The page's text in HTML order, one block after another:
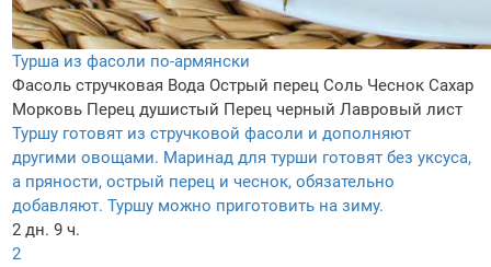
Турша из фасоли по-армянски
Фасоль стручковая Вода Острый перец Соль Чеснок Сахар
Морковь Перец душистый Перец черный Лавровый лист
Туршу готовят из стручковой фасоли и дополняют
другими овощами. Маринад для турши готовят без уксуса,
а пряности, острый перец и чеснок, обязательно
добавляют. Туршу можно приготовить на зиму.
2 дн. 9 ч.
2